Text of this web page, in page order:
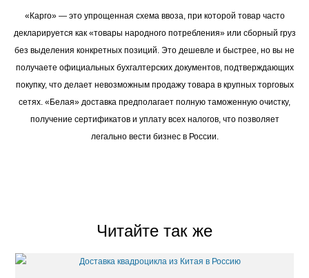
«Карго» — это упрощенная схема ввоза, при которой товар часто
декларируется как «товары народного потребления» или сборный груз
без выделения конкретных позиций. Это дешевле и быстрее, но вы не
получаете официальных бухгалтерских документов, подтверждающих
покупку, что делает невозможным продажу товара в крупных торговых
сетях. «Белая» доставка предполагает полную таможенную очистку,
получение сертификатов и уплату всех налогов, что позволяет
легально вести бизнес в России.
Читайте так же